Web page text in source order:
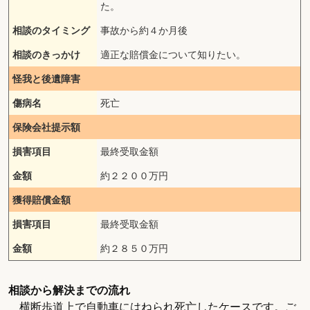
た。
相談のタイミング 事故から約４か月後
相談のきっかけ 適正な賠償金について知りたい。
怪我と後遺障害
傷病名 死亡
保険会社提示額
損害項目 最終受取金額
金額 約２２００万円
獲得賠償金額
損害項目 最終受取金額
金額 約２８５０万円
相談から解決までの流れ
横断歩道上で自動車にはねられ死亡したケースです。ご